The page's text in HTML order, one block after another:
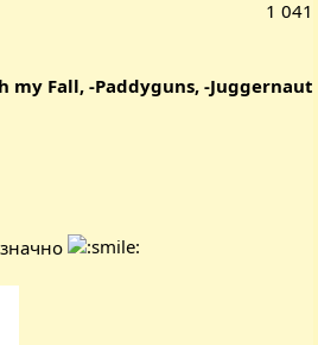
1 041
my Fall, -Paddyguns, -Juggernaut